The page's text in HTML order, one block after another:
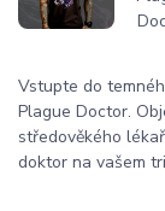
Vstupte do
Plague Doctor.
středověkého
doktor na vašem